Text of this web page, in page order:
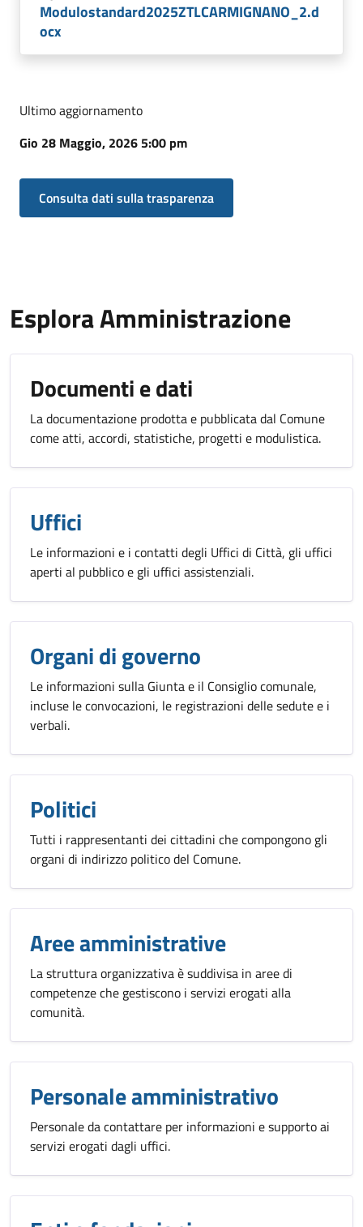
Modulostandard2025ZTLCARMIGNANO_2.d
ocx
Ultimo aggiornamento
Gio 28 Maggio, 2026 5:00 pm
Consulta dati sulla trasparenza
Esplora Amministrazione
Documenti e dati
La documentazione prodotta e pubblicata dal Comune
come atti, accordi, statistiche, progetti e modulistica.
Uffici
Le informazioni e i contatti degli Uffici di Città, gli uffici
aperti al pubblico e gli uffici assistenziali.
Organi di governo
Le informazioni sulla Giunta e il Consiglio comunale,
incluse le convocazioni, le registrazioni delle sedute e i
verbali.
Politici
Tutti i rappresentanti dei cittadini che compongono gli
organi di indirizzo politico del Comune.
Aree amministrative
La struttura organizzativa è suddivisa in aree di
competenze che gestiscono i servizi erogati alla
comunità.
Personale amministrativo
Personale da contattare per informazioni e supporto ai
servizi erogati dagli uffici.